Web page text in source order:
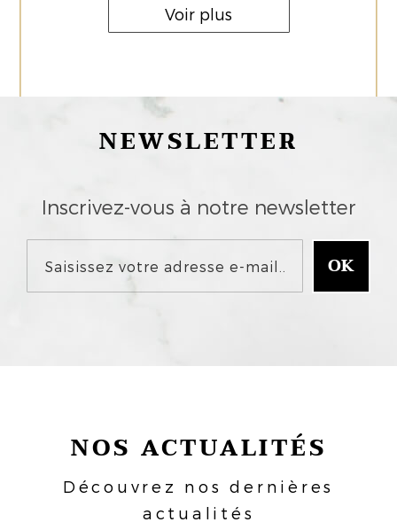
Voir plus
NEWSLETTER
Inscrivez-vous à notre newsletter
NOS ACTUALITÉS
Découvrez nos dernières
actualités